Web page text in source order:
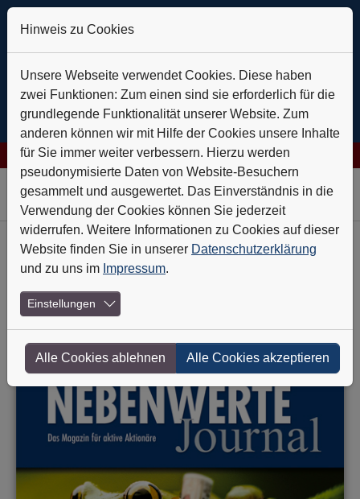
Verlässlich auf Kurs+++Daldrup & Söhne: Geothermie ist
Skip to main navigation
Skip to main content
Skip to page footer
Heft-Archiv
Nr. 11 - November 2008
Sprung ins Multimediageschäft
Hinweis zu Cookies
Unsere Webseite verwendet Cookies. Diese haben
zwei Funktionen: Zum einen sind sie erforderlich für die
grundlegende Funktionalität unserer Website. Zum
anderen können wir mit Hilfe der Cookies unsere Inhalte
für Sie immer weiter verbessern. Hierzu werden
pseudonymisierte Daten von Website-Besuchern
gesammelt und ausgewertet. Das Einverständnis in die
Verwendung der Cookies können Sie jederzeit
widerrufen. Weitere Informationen zu Cookies auf dieser
Website finden Sie in unserer Datenschutzerklärung
und zu uns im Impressum.
Einstellungen
Alle Cookies ablehnen Alle Cookies akzeptieren